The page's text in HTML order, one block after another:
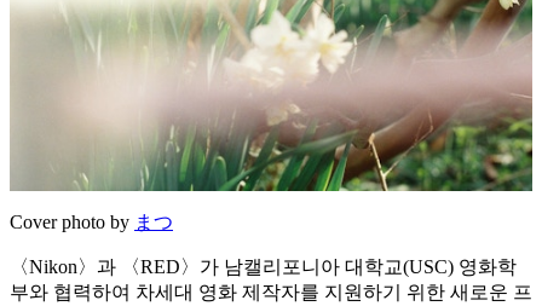
Cover photo by まつ
〈Nikon〉과 〈RED〉가 남캘리포니아 대학교(USC) 영화학
부와 협력하여 차세대 영화 제작자를 지원하기 위한 새로운 프